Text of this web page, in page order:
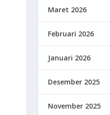
Maret 2026
Februari 2026
Januari 2026
Desember 2025
November 2025